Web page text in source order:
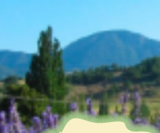
Location de gîtes dans la